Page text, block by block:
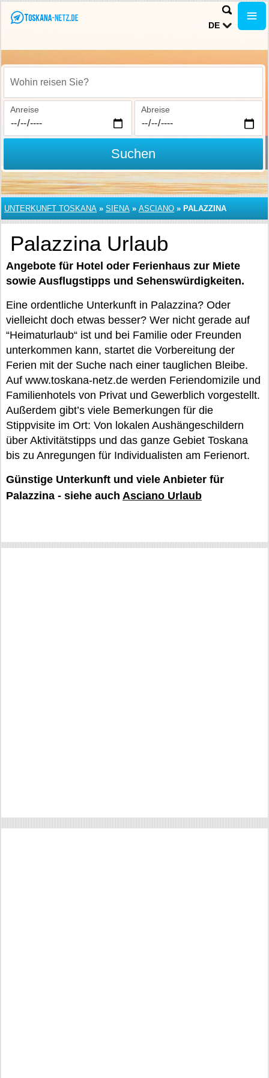
DE
Wohin reisen Sie?
Anreise Abreise
Suchen
UNTERKUNFT TOSKANA » SIENA » ASCIANO » PALAZZINA
Palazzina Urlaub
Angebote für Hotel oder Ferienhaus zur Miete
sowie Ausflugstipps und Sehenswürdigkeiten.
Eine ordentliche Unterkunft in Palazzina? Oder
vielleicht doch etwas besser? Wer nicht gerade auf
“Heimaturlaub“ ist und bei Familie oder Freunden
unterkommen kann, startet die Vorbereitung der
Ferien mit der Suche nach einer tauglichen Bleibe.
Auf www.toskana-netz.de werden Feriendomizile und
Familienhotels von Privat und Gewerblich vorgestellt.
Außerdem gibt’s viele Bemerkungen für die
Stippvisite im Ort: Von lokalen Aushängeschildern
über Aktivitätstipps und das ganze Gebiet Toskana
bis zu Anregungen für Individualisten am Ferienort.
Günstige Unterkunft und viele Anbieter für
Palazzina - siehe auch Asciano Urlaub